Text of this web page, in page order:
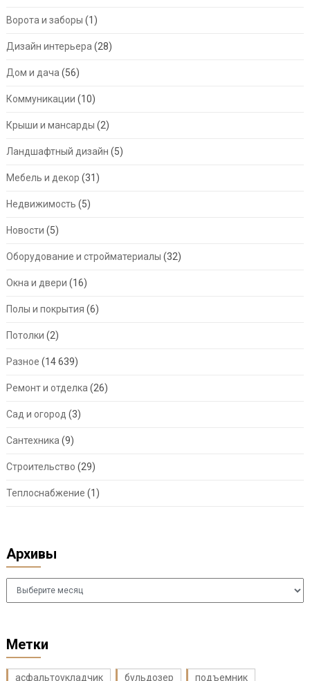
Ворота и заборы (1)
Дизайн интерьера (28)
Дом и дача (56)
Коммуникации (10)
Крыши и мансарды (2)
Ландшафтный дизайн (5)
Мебель и декор (31)
Недвижимость (5)
Новости (5)
Оборудование и стройматериалы (32)
Окна и двери (16)
Полы и покрытия (6)
Потолки (2)
Разное (14 639)
Ремонт и отделка (26)
Сад и огород (3)
Сантехника (9)
Строительство (29)
Теплоснабжение (1)
Архивы
Архивы
Метки
асфальтоукладчик бульдозер подъемник